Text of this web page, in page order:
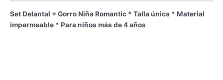
Set Delantal + Gorro Niña Romantic * Talla única * Material
impermeable * Para niños más de 4 años